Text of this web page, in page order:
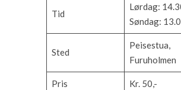
Tid
Lørdag:
Søndag:
Sted
Peisestua,
Furuholmen
Pris Kr. 50,-